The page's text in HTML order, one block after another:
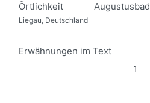
Örtlichkeit Augustusbad
Liegau, Deutschland
Erwähnungen im Text
1